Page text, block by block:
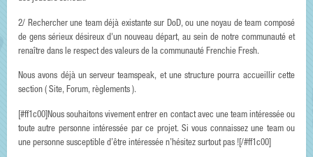
2/ Rechercher une team déjà existante sur DoD, ou une noyau de team composé
de gens sérieux désireux d'un nouveau départ, au sein de notre communauté et
renaître dans le respect des valeurs de la communauté Frenchie Fresh.
Nous avons déjà un serveur teamspeak, et une structure pourra accueillir cette
section ( Site, Forum, règlements ).
[#ff1c00]Nous souhaitons vivement entrer en contact avec une team intéressée ou
toute autre personne intéressée par ce projet. Si vous connaissez une team ou
une personne susceptible d’être intéressée n’hésitez surtout pas ![/#ff1c00]